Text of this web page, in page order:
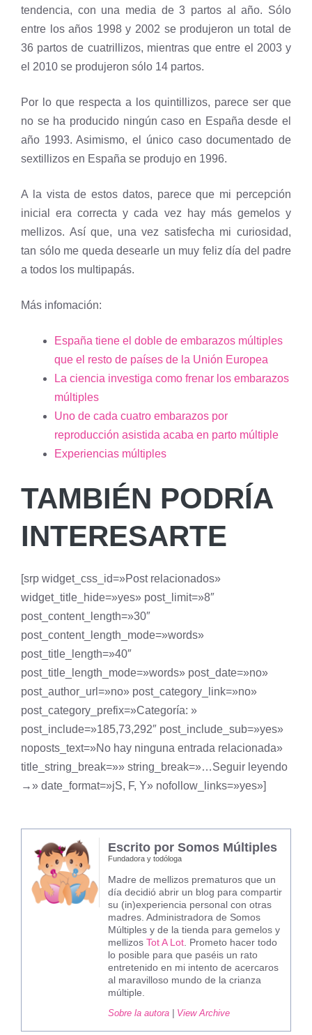
tendencia, con una media de 3 partos al año. Sólo
entre los años 1998 y 2002 se produjeron un total de
36 partos de cuatrillizos, mientras que entre el 2003 y
el 2010 se produjeron sólo 14 partos.
Por lo que respecta a los quintillizos, parece ser que
no se ha producido ningún caso en España desde el
año 1993. Asimismo, el único caso documentado de
sextillizos en España se produjo en 1996.
A la vista de estos datos, parece que mi percepción
inicial era correcta y cada vez hay más gemelos y
mellizos. Así que, una vez satisfecha mi curiosidad,
tan sólo me queda desearle un muy feliz día del padre
a todos los multipapás.
Más infomación:
España tiene el doble de embarazos múltiples
que el resto de países de la Unión Europea
La ciencia investiga como frenar los embarazos
múltiples
Uno de cada cuatro embarazos por
reproducción asistida acaba en parto múltiple
Experiencias múltiples
TAMBIÉN PODRÍA
INTERESARTE
[srp widget_css_id=»Post relacionados»
widget_title_hide=»yes» post_limit=»8″
post_content_length=»30″
post_content_length_mode=»words»
post_title_length=»40″
post_title_length_mode=»words» post_date=»no»
post_author_url=»no» post_category_link=»no»
post_category_prefix=»Categoría: »
post_include=»185,73,292″ post_include_sub=»yes»
noposts_text=»No hay ninguna entrada relacionada»
title_string_break=»» string_break=»…Seguir leyendo
→» date_format=»jS, F, Y» nofollow_links=»yes»]
Escrito por Somos Múltiples
Fundadora y todóloga
Madre de mellizos prematuros que un
día decidió abrir un blog para compartir
su (in)experiencia personal con otras
madres. Administradora de Somos
Múltiples y de la tienda para gemelos y
mellizos Tot A Lot. Prometo hacer todo
lo posible para que paséis un rato
entretenido en mi intento de acercaros
al maravilloso mundo de la crianza
múltiple.
Sobre la autora | View Archive